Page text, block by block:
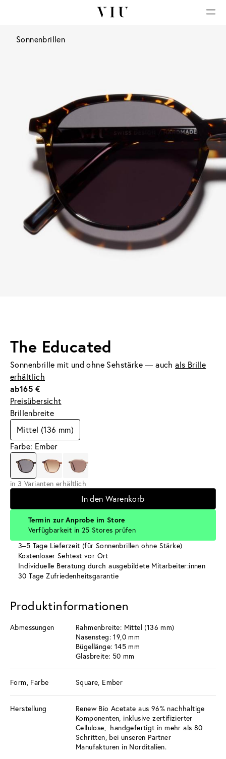
Sonnenbrillen
The Educated
Sonnenbrille mit und ohne Sehstärke — auchals Brille
erhältlich
ab165 €
Preisübersicht
Brillenbreite
Mittel (136 mm)
Farbe: Ember
in 3 Varianten erhältlich
In den Warenkorb
Termin zur Anprobe im Store
Verfügbarkeit in 25 Stores prüfen
3–5 Tage Lieferzeit (für Sonnenbrillen ohne Stärke)
Kostenloser Sehtest vor Ort
Individuelle Beratung durch ausgebildete Mitarbeiter:innen
30 Tage Zufriedenheitsgarantie
Produktinformationen
Abmessungen
Rahmenbreite: Mittel (136 mm)
Nasensteg: 19,0 mm
Bügellänge: 145 mm
Glasbreite: 50 mm
Form, Farbe Square, Ember
Herstellung
Renew Bio Acetate aus 96% nachhaltige
Komponenten, inklusive zertifizierter
Cellulose, handgefertigt in mehr als 80
Schritten, bei unseren Partner
Manufakturen in Norditalien.